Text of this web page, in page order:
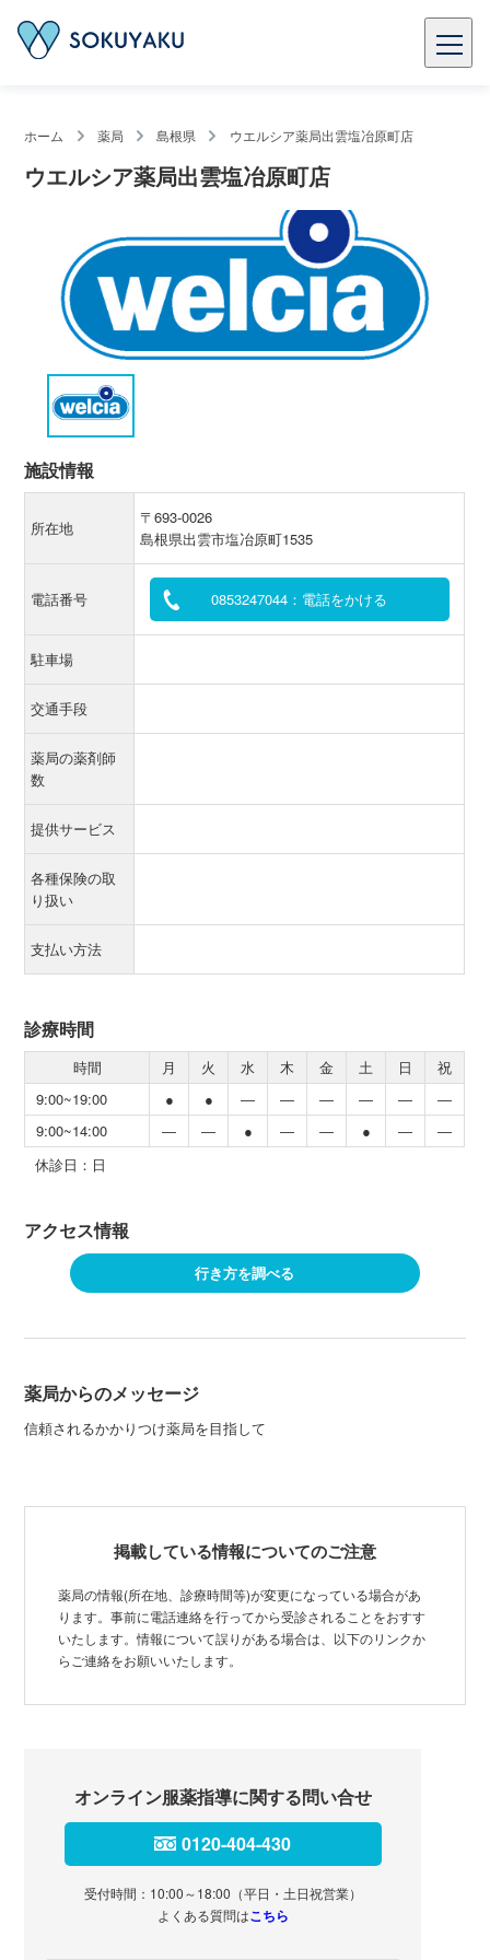
ホーム 薬局 島根県 ウエルシア薬局出雲塩冶原町店
ウエルシア薬局出雲塩冶原町店
施設情報
所在地
〒693-0026
島根県出雲市塩冶原町1535
電話番号 0853247044：電話をかける
駐車場
交通手段
薬局の薬剤師
数
提供サービス
各種保険の取
り扱い
支払い方法
診療時間
時間 月 火 水 木 金 土 日
祝
9:00~19:00
● ● ― ― ― ― ―
―
9:00~14:00
― ― ● ― ― ● ―
―
休診日：日
アクセス情報
行き方を調べる
薬局からのメッセージ
信頼されるかかりつけ薬局を目指して
掲載している情報についてのご注意
薬局の情報(所在地、診療時間等)が変更になっている場合があ
ります。事前に電話連絡を行ってから受診されることをおすす
いたします。情報について誤りがある場合は、以下のリンクか
らご連絡をお願いいたします。
オンライン服薬指導に関する問い合せ
0120-404-430
受付時間：10:00～18:00（平日・土日祝営業）
よくある質問はこちら